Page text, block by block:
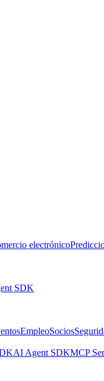
electrónico
SDK
EmpleoSocios
AI Agent SDKMCP